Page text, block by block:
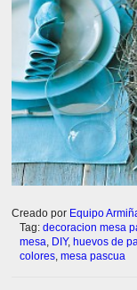
Creado por Equipo
Tag: decoracion mesa
mesa DIY, huevos de
colores mesa pascua